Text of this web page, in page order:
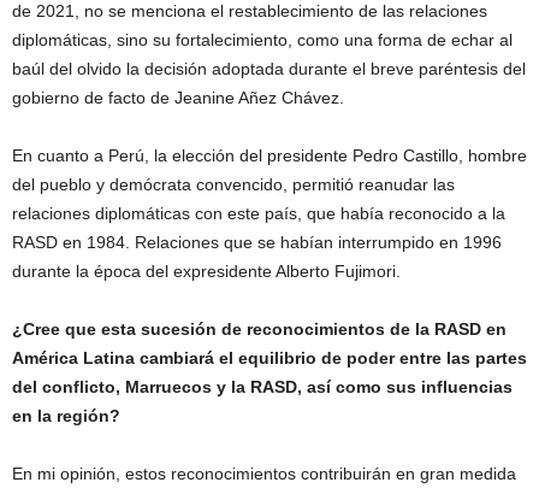
de 2021, no se menciona el restablecimiento de las relaciones
diplomáticas, sino su fortalecimiento, como una forma de echar al
baúl del olvido la decisión adoptada durante el breve paréntesis del
gobierno de facto de Jeanine Añez Chávez.
En cuanto a Perú, la elección del presidente Pedro Castillo, hombre
del pueblo y demócrata convencido, permitió reanudar las
relaciones diplomáticas con este país, que había reconocido a la
RASD en 1984. Relaciones que se habían interrumpido en 1996
durante la época del expresidente Alberto Fujimori.
¿Cree que esta sucesión de reconocimientos de la RASD en
América Latina cambiará el equilibrio de poder entre las partes
del conflicto, Marruecos y la RASD, así como sus influencias
en la región?
En mi opinión, estos reconocimientos contribuirán en gran medida